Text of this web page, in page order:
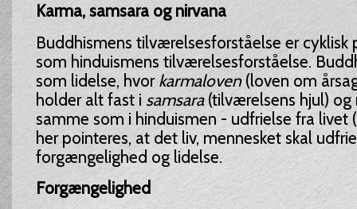
Karma, samsara og nirvana
Buddhismens tilværelsesforståelse er cyklisk
som hinduismens tilværelsesforståelse.
som lidelse, hvor karmaloven(loven om
holder alt fast i samsara(tilværelsens hjul) og
samme som i hinduismen - udfrielse fra livet
her pointeres, at det liv, mennesket skal
forgængelighed og lidelse.
Forgængelighed